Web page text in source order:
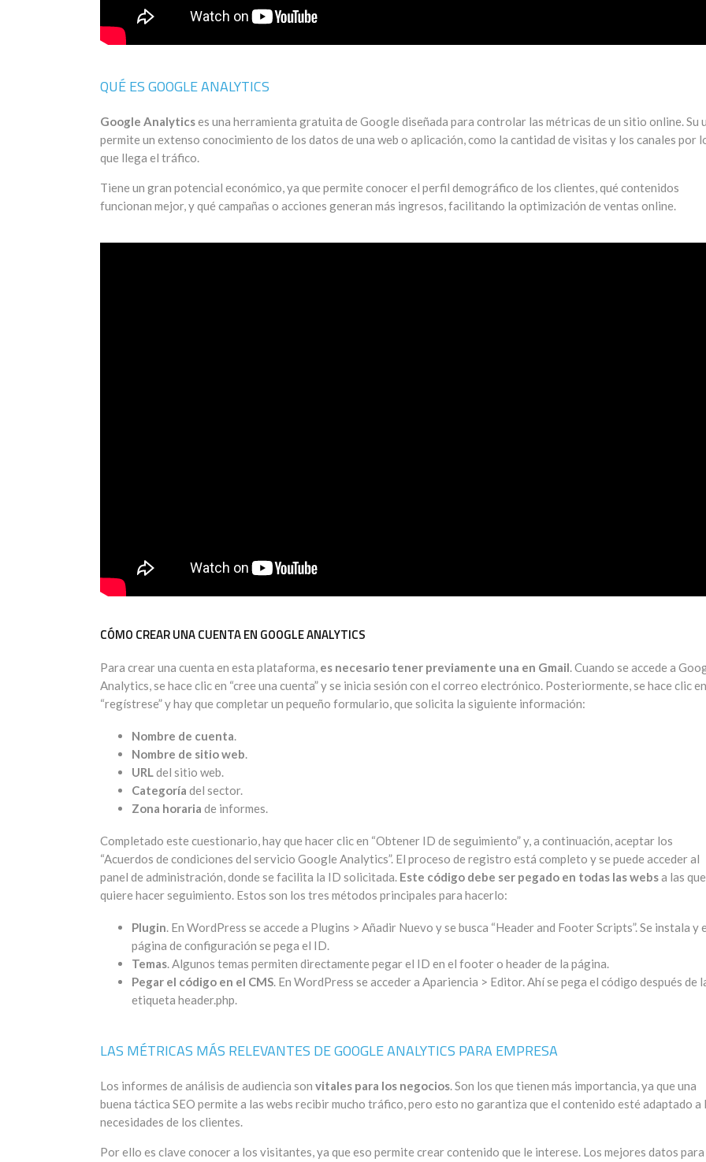
QUÉ ES GOOGLE ANALYTICS
Google Analyticses una herramienta gratuita de Google diseñada para controlar las métricas de un sitio online. Su
permite un extenso conocimiento de los datos de una web o aplicación, como la cantidad de visitas y los canales por
que llega el tráfico.
Tiene un gran potencial económico, ya que permite conocer el perfil demográfico de los clientes, qué contenidos
funcionan mejor, y qué campañas o acciones generan más ingresos, facilitando la optimización de ventas online.
CÓMO CREAR UNA CUENTA EN GOOGLE ANALYTICS
Para crear una cuenta en esta plataforma, es necesario tener previamente una en Gmail. Cuando se accede a
Analytics, se hace clic en “cree una cuenta” y se inicia sesión con el correo electrónico. Posteriormente, se hace clic en
“regístrese” y hay que completar un pequeño formulario, que solicita la siguiente información:
Nombre de cuenta.
Nombre de sitio web.
URLdel sitio web.
Categoría del sector.
Zona horaria de informes.
Completado este cuestionario, hay que hacer clic en “Obtener ID de seguimiento” y, a continuación, aceptar los
“Acuerdos de condiciones del servicio Google Analytics”. El proceso de registro está completo y se puede acceder al
panel de administración, donde se facilita la ID solicitada. Este código debe ser pegado en todas las websa las
quiere hacer seguimiento. Estos son los tres métodos principales para hacerlo:
Plugin. En WordPress se accede a Plugins > Añadir Nuevo y se busca “Header and Footer Scripts”. Se instala y
página de configuración se pega el ID.
Temas. Algunos temas permiten directamente pegar el ID en el footer o header de la página.
Pegar el código en el CMS. En WordPress se acceder a Apariencia > Editor. Ahí se pega el código después de
etiqueta header.php.
LAS MÉTRICAS MÁS RELEVANTES DE GOOGLE ANALYTICS PARA EMPRESA
Los informes de análisis de audiencia son vitales para los negocios. Son los que tienen más importancia, ya que una
buena táctica SEO permite a las webs recibir mucho tráfico, pero esto no garantiza que el contenido esté adaptado a
necesidades de los clientes.
Por ello es clave conocer a los visitantes, ya que eso permite crear contenido que le interese. Los mejores datos para